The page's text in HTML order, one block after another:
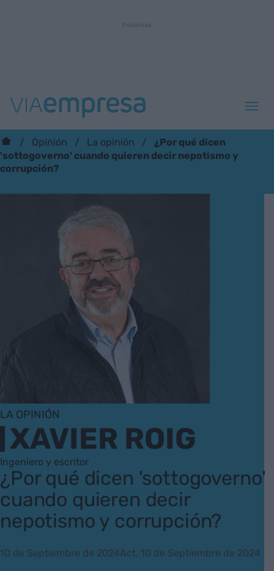
Opinión La opinión
¿Por qué dicen
'sottogoverno' cuando quieren decir nepotismo y
corrupción?
LA OPINIÓN
XAVIER ROIG
Ingeniero y escritor
¿Por qué dicen 'sottogoverno'
cuando quieren decir
nepotismo y corrupción?
10 de Septiembre de 2024Act. 10 de Septiembre de 2024